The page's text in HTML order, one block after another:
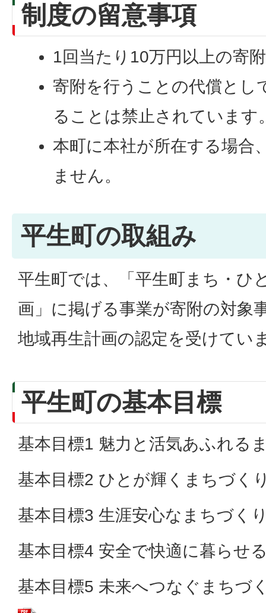
制度の留意事項
1回当たり10万円以上の寄
寄附を行うことの代償とし
ることは禁止されています
本町に本社が所在する場合
ません。
平生町の取組み
平生町では、「平生町まち・ひ
画」に掲げる事業が寄附の対象
地域再生計画の認定を受けてい
平生町の基本目標
基本目標1 魅力と活気あふれる
基本目標2 ひとが輝くまちづく
基本目標3 生涯安心なまちづく
基本目標4 安全で快適に暮らせ
基本目標5 未来へつなぐまちづ